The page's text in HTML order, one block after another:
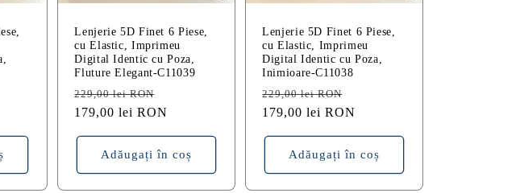
Lenjerie 5D Finet 6 Piese,
cu Elastic, Imprimeu
Digital Identic cu Poza,
Fluture Elegant-C11039
Preț
obișnuit
229,00 lei RON
redus
179,00 lei RON
Adăugați în coș
Lenjerie 5D Finet 6 Piese,
cu Elastic, Imprimeu
Digital Identic cu Poza,
Inimioare-C11038
Preț
obișnuit
229,00 lei RON
redus
179,00 lei RON
Adăugați în coș